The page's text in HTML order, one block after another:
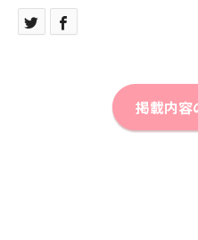
掲載内容